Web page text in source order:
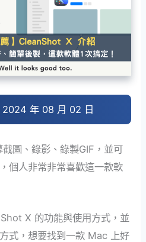
2024 年 08 月 02 日
圖、錄影、錄製GIF，並可
個人非常非常喜歡這一款軟
X 的功能與使用方式，並
式，想要找到一款 Mac 上好